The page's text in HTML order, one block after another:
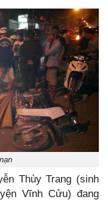
Thùy Trang (sinh
Vĩnh Cửu) đang